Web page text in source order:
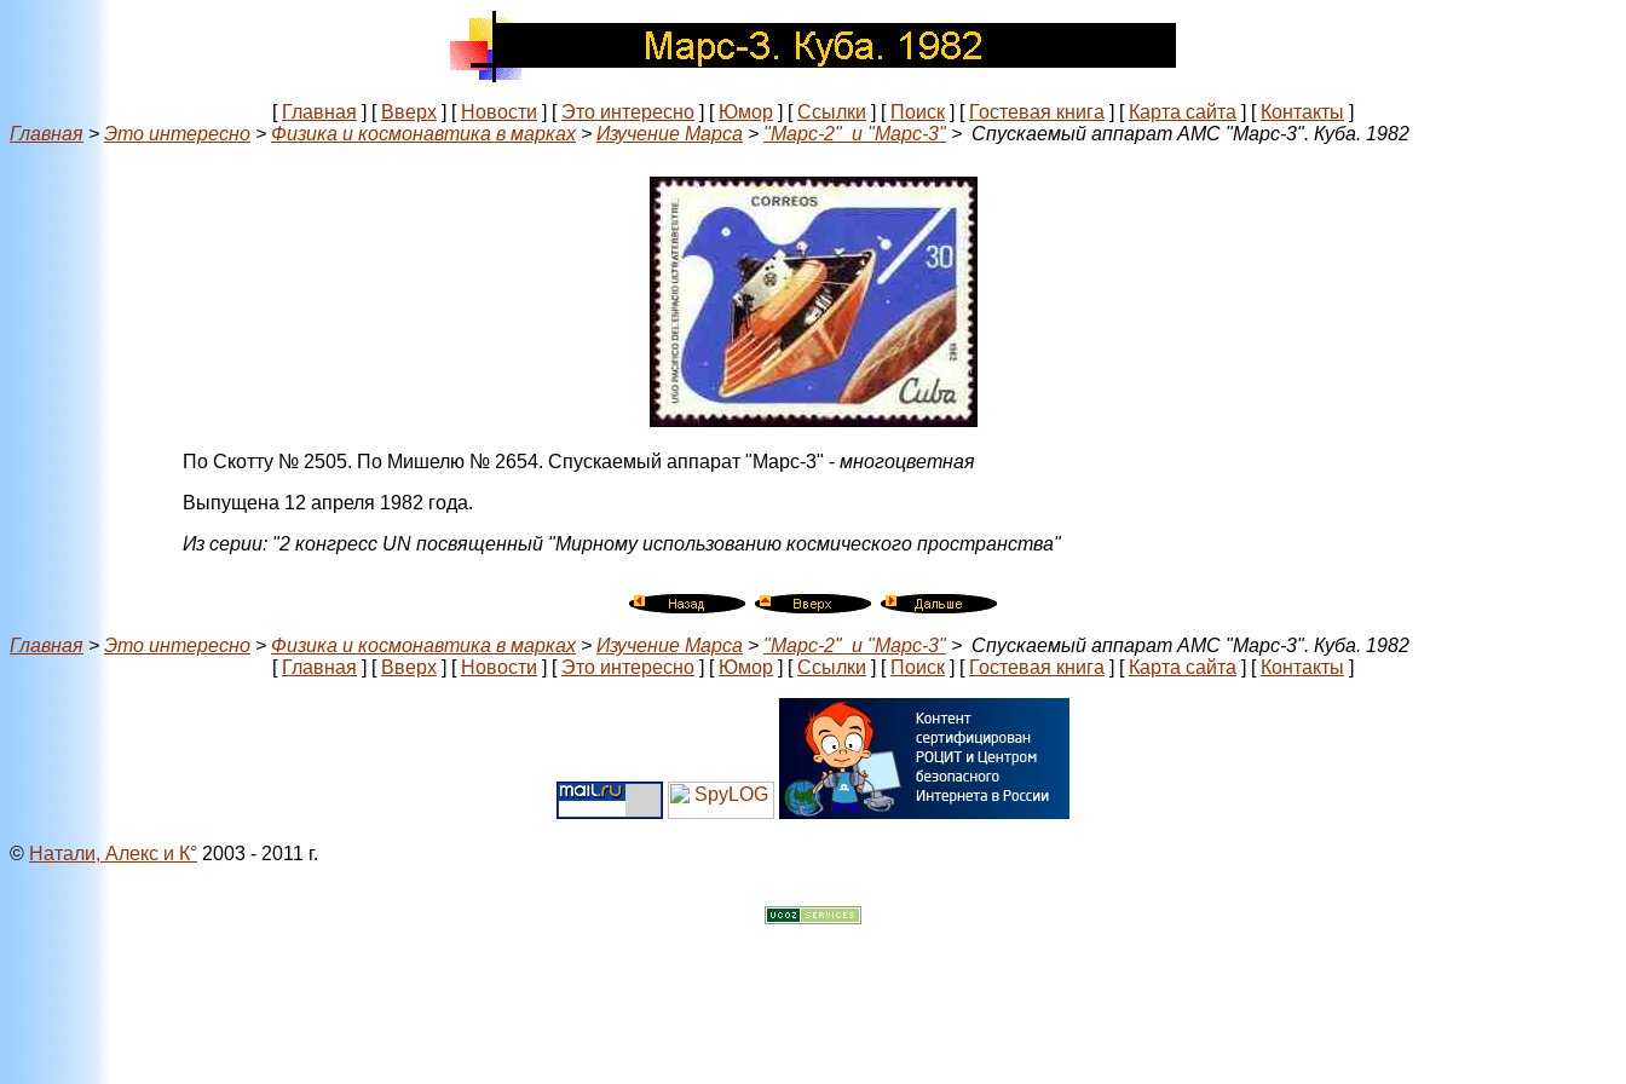
[ Главная ] [ Вверх ] [ Новости ] [ Это интересно ] [ Юмор ] [Ссылки ] [ Поиск ] [ Гостевая книга ] [ Карта сайта ] [ Контакты ]
Главная > Это интересно > Физика и космонавтика в марках> Изучение Марса > "Марс-2" и "Марс-3"> Cпускаемый аппарат АМС "Марс-3". Куба. 1982
По Скотту № 2505. По Мишелю № 2654. Спускаемый аппарат "Марс-3" - многоцветная
Выпущена 12 апреля 1982 года.
Из серии: "2 конгресс UN посвященный "Мирному использованию космического пространства"
Главная > Это интересно > Физика и космонавтика в марках> Изучение Марса > "Марс-2" и "Марс-3"> Cпускаемый аппарат АМС "Марс-3". Куба. 1982
[ Главная ] [ Вверх ] [ Новости ] [ Это интересно ] [ Юмор ] [Ссылки ] [ Поиск ] [ Гостевая книга ] [ Карта сайта ] [ Контакты ]
© Натали, Алекс и К° 2003 - 2011 г.